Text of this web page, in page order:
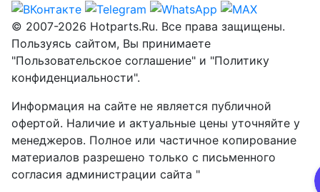
© 2007-2026 Hotparts.Ru. Все права защищены.
Пользуясь сайтом, Вы принимаете
"Пользовательское соглашение" и "Политику
конфиденциальности".
Информация на сайте не является публичной
офертой. Наличие и актуальные цены уточняйте у
менеджеров. Полное или частичное копирование
материалов разрешено только с письменного
согласия администрации сайта "